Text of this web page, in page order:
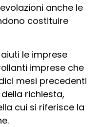
anche le
costituire
le imprese
imprese che
mesi precedenti
richiesta,
cui si riferisce la